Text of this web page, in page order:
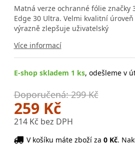
Matná verze ochranné fólie
Edge 30 Ultra. Velmi kvalitní
výrazně zlepšuje uživatelský
Více informací
E-shop skladem 1 ks, odešleme v
Doporučená: 299 Kč
259 Kč
214 Kč bez DPH
V košíku máte zboží za 0 Kč.